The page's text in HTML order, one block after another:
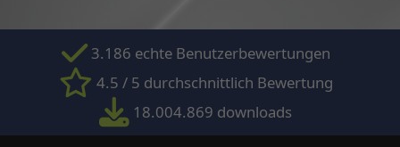
3.186 echte Benutzerbewertungen
4.5 / 5 durchschnittlich Bewertung
18.004.869 downloads